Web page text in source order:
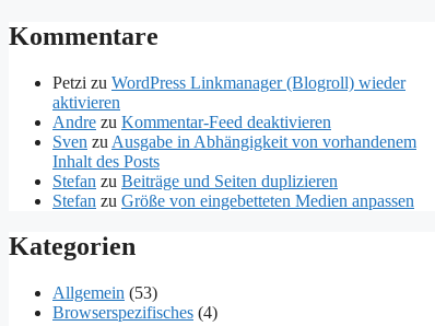
Kommentare
Petzi zu WordPress Linkmanager (Blogroll) wieder
aktivieren
Andre zu Kommentar-Feed deaktivieren
Sven zu Ausgabe in Abhängigkeit von vorhandenem
Inhalt des Posts
Stefan zu Beiträge und Seiten duplizieren
Stefan zu Größe von eingebetteten Medien anpassen
Kategorien
Allgemein (53)
Browserspezifisches (4)